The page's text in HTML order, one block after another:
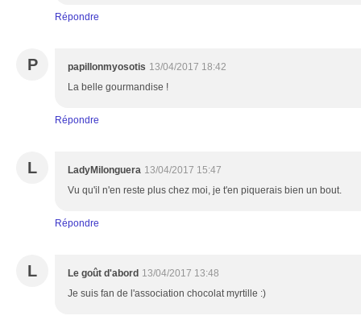
Répondre
P papillonmyosotis 13/04/2017 18:42
La belle gourmandise !
Répondre
L LadyMilonguera 13/04/2017 15:47
Vu qu'il n'en reste plus chez moi, je t'en piquerais bien un bout.
Répondre
L Le goût d'abord 13/04/2017 13:48
Je suis fan de l'association chocolat myrtille :)